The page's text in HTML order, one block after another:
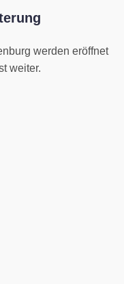
werden eröffnet
weiter.